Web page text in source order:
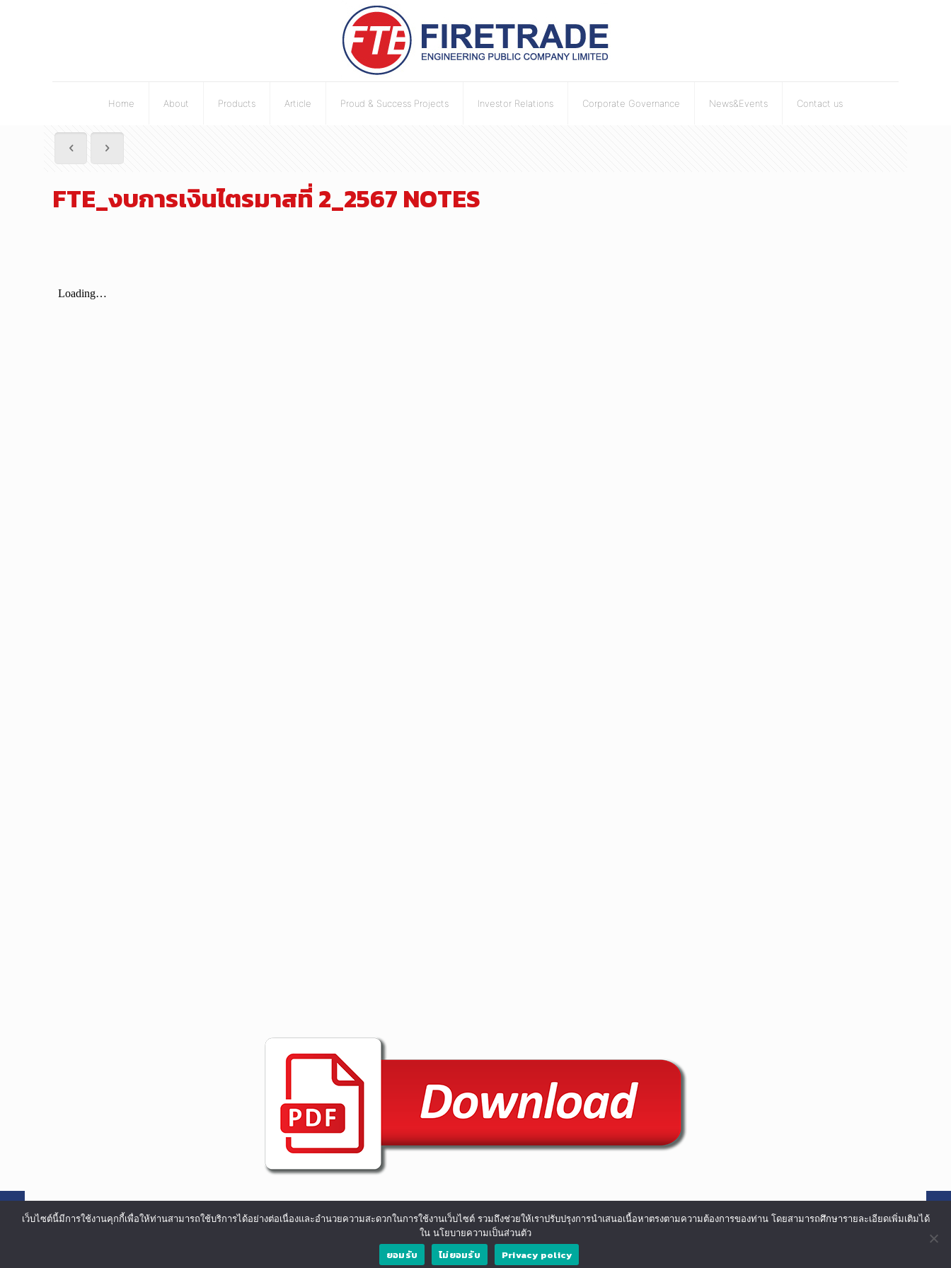
Home About Products Article Proud & Success Projects Investor Relations Corporate Governance News&Events Contact us
FTE_งบการเงินไตรมาสที่ 2_2567 NOTES
เว็บไซต์นี้มีการใช้งานคุกกี้เพื่อให้ท่านสามารถใช้บริการได้อย่างต่อเนื่องและอำนวยความสะดวกในการใช้งานเว็บไซต์ รวมถึงช่วยให้เราปรับปรุงการนำเสนอเนื้อหาตรงตามความต้องการของท่าน โดยสามารถศึกษารายละเอียดเพิ่มเติมได้
ใน นโยบายความเป็นส่วนตัว
ยอมรับ ไม่ยอมรับ Privacy policy